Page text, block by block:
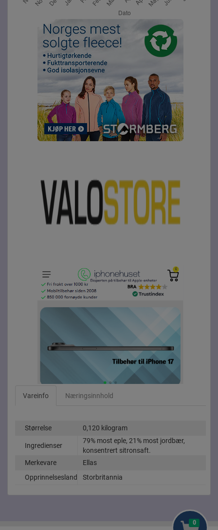
Vareinfo Næringsinnhold
Størrelse 0,120 kilogram
Ingredienser
79% most eple, 21% most jordbær,
konsentrert sitronsaft.
Merkevare
Ellas
Opprinnelsesland
Storbritannia
0